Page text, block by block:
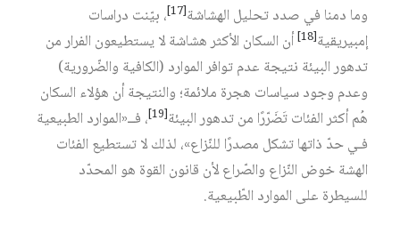
وما دمنا في صدد تحليل الهشاشة‏[17]
، بيّنت دراسات
إمبيريقية‏[18]
أن السكان الأكثر هشاشة لا يستطيعون الفرار من
تدهور البيئة نتيجة عدم توافر الموارد (الكافية والضّرورية)
وعدم وجود سياسات هجرة ملائمة؛ والنتيجة أن هؤلاء السكان
هُم أكثر الفئات تَضَرّرًا من تدهور البيئة[19]
، فــ‏«الموارد الطبيعية
فـي حدّ ذاتها تشكل مصدرًا للنّزاع»، لذلك لا تستطيع الفئات
الهشة خوض النّزاع والصّراع لأن قانون القوة هو المحدّد
للسيطرة على الموارد الطّبيعية.